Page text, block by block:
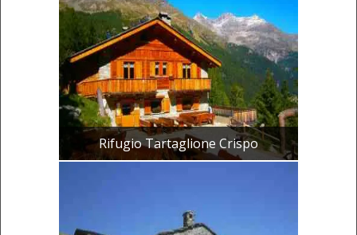
Rifugio Tartaglione Crispo